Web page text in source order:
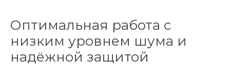
Оптимальная работа с
низким уровнем шума и
надёжной защитой